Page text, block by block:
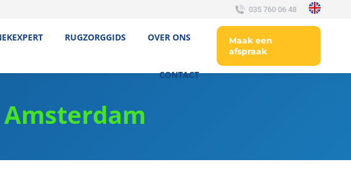
035 760 06 48
RUGZORGGIDS OVER ONS
CONTACT
Maak een
afspraak